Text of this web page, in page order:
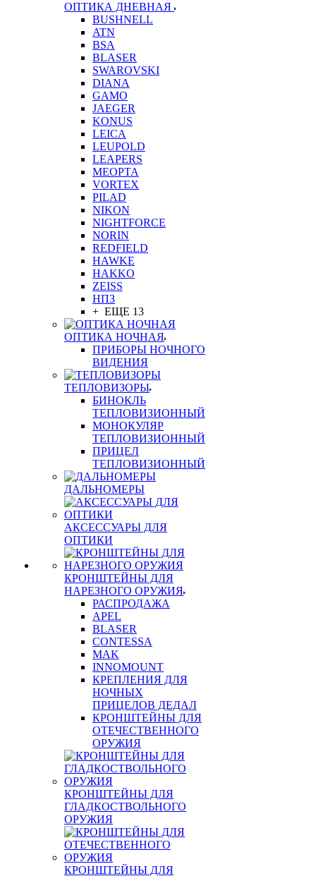
ОПТИКА ДНЕВНАЯ
BUSHNELL
ATN
BSA
BLASER
SWAROVSKI
DIANA
GAMO
JAEGER
KONUS
LEICA
LEUPOLD
LEAPERS
MEOPTA
VORTEX
PILAD
NIKON
NIGHTFORCE
NORIN
REDFIELD
HAWKE
HAKKO
ZEISS
НПЗ
+ ЕЩЕ 13
ОПТИКА НОЧНАЯ
ПРИБОРЫ НОЧНОГО
ВИДЕНИЯ
ТЕПЛОВИЗОРЫ
БИНОКЛЬ
ТЕПЛОВИЗИОННЫЙ
МОНОКУЛЯР
ТЕПЛОВИЗИОННЫЙ
ПРИЦЕЛ
ТЕПЛОВИЗИОННЫЙ
ДАЛЬНОМЕРЫ
АКСЕССУАРЫ ДЛЯ
ОПТИКИ
КРОНШТЕЙНЫ ДЛЯ
НАРЕЗНОГО ОРУЖИЯ
РАСПРОДАЖА
APEL
BLASER
CONTESSA
MAK
INNOMOUNT
КРЕПЛЕНИЯ ДЛЯ
НОЧНЫХ
ПРИЦЕЛОВ ДЕДАЛ
КРОНШТЕЙНЫ ДЛЯ
ОТЕЧЕСТВЕННОГО
ОРУЖИЯ
КРОНШТЕЙНЫ ДЛЯ
ГЛАДКОСТВОЛЬНОГО
ОРУЖИЯ
КРОНШТЕЙНЫ ДЛЯ